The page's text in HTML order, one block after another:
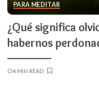
PARA MEDITAR
¿Qué significa
habernos
4 MIN READ